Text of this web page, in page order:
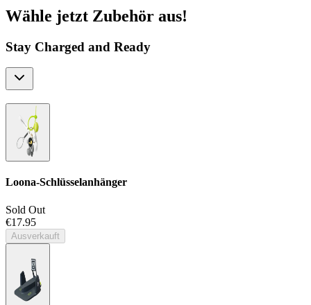
Wähle jetzt Zubehör aus!
Stay Charged and Ready
Loona-Schlüsselanhänger
Sold Out
€17.95
Ausverkauft